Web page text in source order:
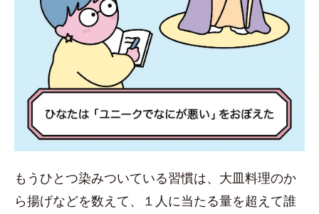
もうひとつ染みついている習慣は、大皿料理のか
ら揚げなどを数えて、１人に当たる量を超えて誰